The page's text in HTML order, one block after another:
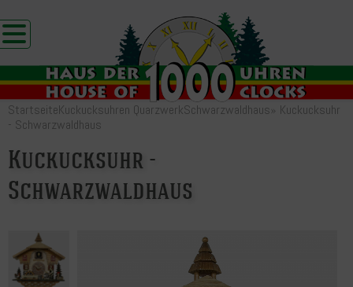
StartseiteKuckucksuhren QuarzwerkSchwarzwaldhaus» Kuckucksuhr
- Schwarzwaldhaus
Kuckucksuhr -
Schwarzwaldhaus